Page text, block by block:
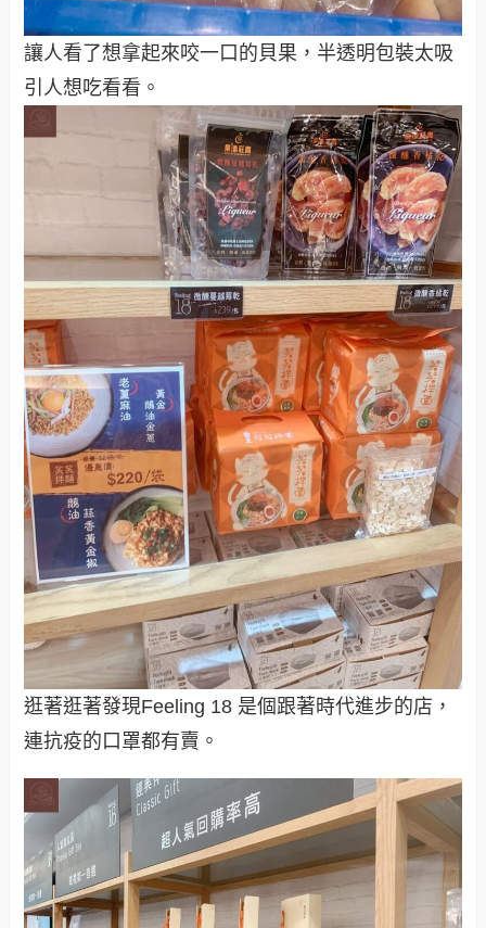
讓人看了想拿起來咬一口的貝果，半透明包裝太吸
引人想吃看看。
逛著逛著發現Feeling 18 是個跟著時代進步的店，
連抗疫的口罩都有賣。